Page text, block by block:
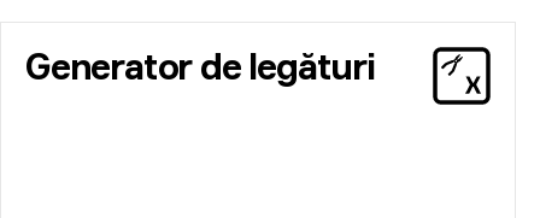
Generator de legături